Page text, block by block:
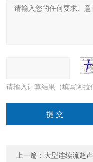
请输入计算结果（填写阿拉
上一篇： 大型连续流超